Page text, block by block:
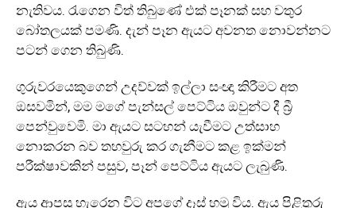
නැතිවය. රැගෙන විත් තිබුණේ එක් පෑනක් සහ වතුර
බෝතලයක් පමණි. දැන් පෑන ඇයට අවනත නොවන්නට
පටන් ගෙන තිබුණි.
ගුරුවරයෙකුගෙන් උදව්වක් ඉල්ලා සංඥා කිරීමට අත
ඔසවමින්, මම මගේ පැන්සල් පෙට්ටිය ඔවුන්ට දී බ්‍රී
පෙන්වුවෙමි. මා ඇයට සටහන් යැවීමට උත්සාහ
නොකරන බව තහවුරු කර ගැනීමට කළ ඉක්මන්
පරීක්ෂාවකින් පසුව, පෑන් පෙට්ටිය ඇයට ලැබුණි.
ඇය ආපසු හැරෙන විට අපගේ දෑස් හමු විය. ඇය පිළිතුරු